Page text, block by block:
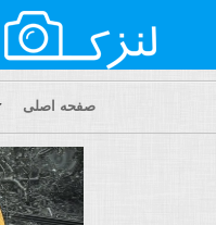
صفحه اصلی